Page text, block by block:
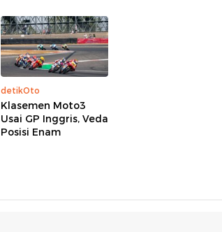
detikOto
Klasemen Moto3
Usai GP Inggris, Veda
Posisi Enam